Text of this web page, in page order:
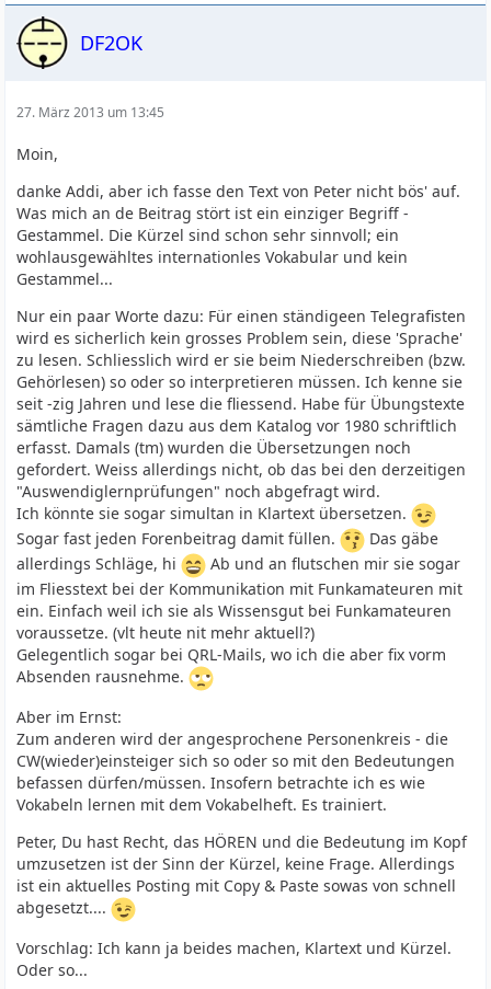
DF2OK
27. März 2013 um 13:45
Moin,
danke Addi, aber ich fasse den Text von Peter nicht bös' auf.
Was mich an de Beitrag stört ist ein einziger Begriff -
Gestammel. Die Kürzel sind schon sehr sinnvoll; ein
wohlausgewähltes internationles Vokabular und kein
Gestammel...
Nur ein paar Worte dazu: Für einen ständigeen Telegrafisten
wird es sicherlich kein grosses Problem sein, diese 'Sprache'
zu lesen. Schliesslich wird er sie beim Niederschreiben (bzw.
Gehörlesen) so oder so interpretieren müssen. Ich kenne sie
seit -zig Jahren und lese die fliessend. Habe für Übungstexte
sämtliche Fragen dazu aus dem Katalog vor 1980 schriftlich
erfasst. Damals (tm) wurden die Übersetzungen noch
gefordert. Weiss allerdings nicht, ob das bei den derzeitigen
"Auswendiglernprüfungen" noch abgefragt wird.
Ich könnte sie sogar simultan in Klartext übersetzen.
Sogar fast jeden Forenbeitrag damit füllen.
Das gäbe
allerdings Schläge, hi
Ab und an flutschen mir sie sogar
im Fliesstext bei der Kommunikation mit Funkamateuren mit
ein. Einfach weil ich sie als Wissensgut bei Funkamateuren
voraussetze. (vlt heute nit mehr aktuell?)
Gelegentlich sogar bei QRL-Mails, wo ich die aber fix vorm
Absenden rausnehme.
Aber im Ernst:
Zum anderen wird der angesprochene Personenkreis - die
CW(wieder)einsteiger sich so oder so mit den Bedeutungen
befassen dürfen/müssen. Insofern betrachte ich es wie
Vokabeln lernen mit dem Vokabelheft. Es trainiert.
Peter, Du hast Recht, das HÖREN und die Bedeutung im Kopf
umzusetzen ist der Sinn der Kürzel, keine Frage. Allerdings
ist ein aktuelles Posting mit Copy & Paste sowas von schnell
abgesetzt....
Vorschlag: Ich kann ja beides machen, Klartext und Kürzel.
Oder so...